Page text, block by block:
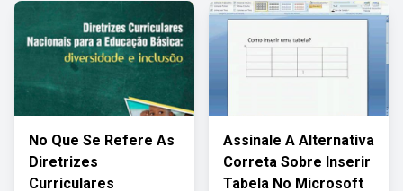
No Que Se Refere As
Diretrizes
Curriculares
Assinale A Alternativa
Correta Sobre Inserir
Tabela No Microsoft